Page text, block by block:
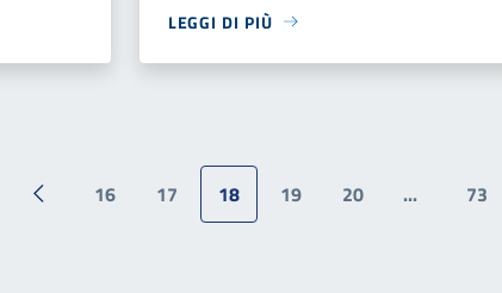
LEGGI DI PIÙ
Pagina precedente
16 17 18 19 20 ... 73